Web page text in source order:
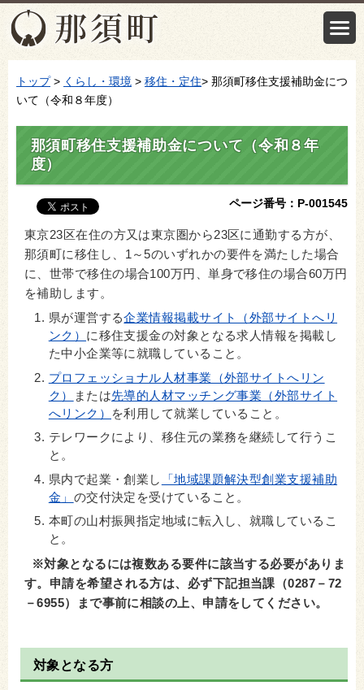
トップ> くらし・環境 > 移住・定住> 那須町移住支援補助金につ
いて（令和８年度）
那須町移住支援補助金について（令和８年
度）
ページ番号：P-001545
東京23区在住の方又は東京圏から23区に通勤する方が、
那須町に移住し、1 ～5のいずれかの要件を満たした場合
に、世帯で移住の場合100万円、単身で移住の場合60万円
を補助します。
県が運営する企業情報掲載サイト（外部サイトへリ
ンク） に移住支援金の対象となる求人情報を掲載し
た中小企業等に就職していること。
プロフェッショナル人材事業（外部サイトへリン
ク）
また は先導的人材マッチング事業（外部サイト
へリンク）
を利用して就業していること。
テレワークにより、移住元の業務を継続して行うこ
と。
県内で起業・創業し
「地域課題解決型創業支援補助
金」 の交付決定を受けていること。
本町の山村振興指定地域に転入し、就職しているこ
と。
※対象となるには複数ある要件に該当する必要がありま
す。申請を希望される方は、必ず下記担当課（0287－72
－6955）まで事前に相談の上、申請をしてください。
対象となる方